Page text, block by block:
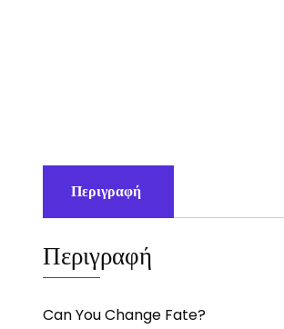
Περιγραφή
Περιγραφή
Can You Change Fate?